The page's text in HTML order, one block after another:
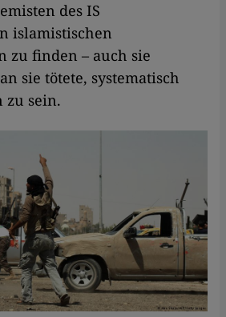
des IS
islamistischen
zu finden – auch sie
sie tötete, systematisch
zu sein.